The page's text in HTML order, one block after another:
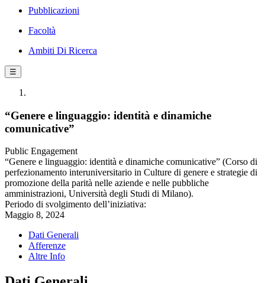
Pubblicazioni
Facoltà
Ambiti Di Ricerca
☰
“Genere e linguaggio: identità e dinamiche
comunicative”
Public Engagement
“Genere e linguaggio: identità e dinamiche comunicative” (Corso di
perfezionamento interuniversitario in Culture di genere e strategie di
promozione della parità nelle aziende e nelle pubbliche
amministrazioni, Università degli Studi di Milano).
Periodo di svolgimento dell’iniziativa:
Maggio 8, 2024
Dati Generali
Afferenze
Altre Info